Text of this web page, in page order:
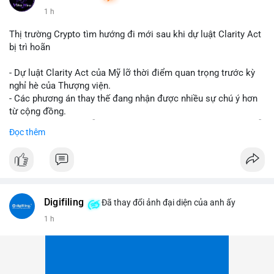
1 h
Thị trường Crypto tìm hướng đi mới sau khi dự luật Clarity Act
bị trì hoãn
- Dự luật Clarity Act của Mỹ lỡ thời điểm quan trọng trước kỳ
nghỉ hè của Thượng viện.
- Các phương án thay thế đang nhận được nhiều sự chú ý hơn
từ cộng đồng.
về pháp lý.
#binancesquare
#vlikevn #titanbot
Đọc thêm
Digifiling Đã thay đổi ảnh đại diện của anh ấy
1 h